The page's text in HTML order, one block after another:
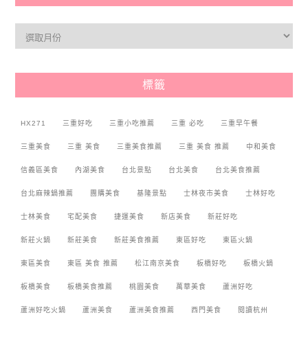
標籤
HX271 三重好吃 三重小吃推薦 三重 必吃 三重早午餐
三重美食 三重 美食 三重美食推薦 三重 美食 推薦 中和美食
信義區美食 內湖美食 台北景點 台北美食 台北美食推薦
台北麻辣鍋推薦 團購美食 基隆景點 士林夜市美食 士林好吃
士林美食 宅配美食 捷運美食 新店美食 新莊好吃
新莊火鍋 新莊美食 新莊美食推薦 東區好吃 東區火鍋
東區美食 東區 美食 推薦 松江南京美食 板橋好吃 板橋火鍋
板橋美食 板橋美食推薦 桃園美食 萬華美食 蘆洲好吃
蘆洲好吃火鍋 蘆洲美食 蘆洲美食推薦 西門美食 閱讀杭州